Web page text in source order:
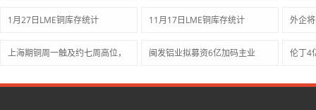
1月27日LME铜库存统计 11月17日LME铜库存统计 外企
上海期铜周一触及约七周高位， 闽发铝业拟募资6亿加码主业 伦丁4